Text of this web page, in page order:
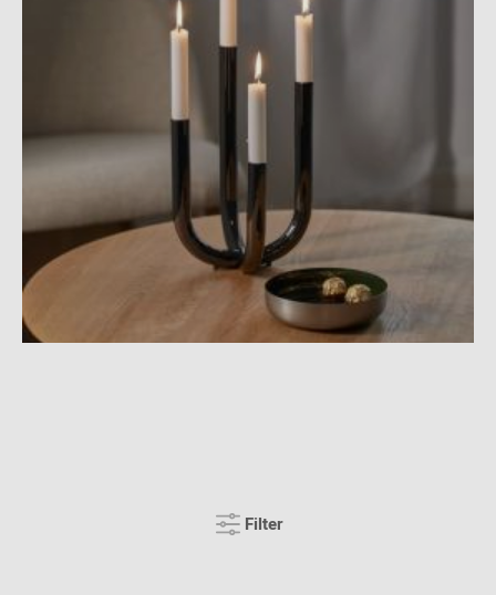
Filter